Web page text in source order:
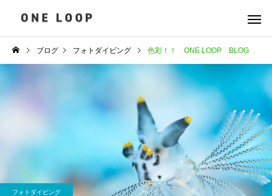
ブログ フォトダイビング 色彩！！ ONE LOOP BLOG
フォトダイビング